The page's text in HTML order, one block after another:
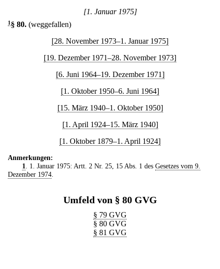
[1. Januar 1975]
1 § 80. (weggefallen)
[28. November 1973–1. Januar 1975]
[19. Dezember 1971–28. November 1973]
[6. Juni 1964–19. Dezember 1971]
[1. Oktober 1950–6. Juni 1964]
[15. März 1940–1. Oktober 1950]
[1. April 1924–15. März 1940]
[1. Oktober 1879–1. April 1924]
Anmerkungen:
1
. 1. Januar 1975: Artt. 2 Nr. 25, 15 Abs. 1 des Gesetzes vom 9.
Dezember 1974
Umfeld von § 80 GVG
§ 79 GVG
§ 80 GVG
§ 81 GVG